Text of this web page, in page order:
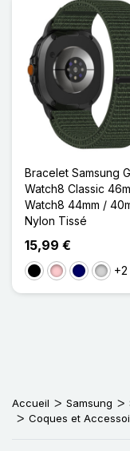
Bracelet Samsung
Watch8 Classic
Watch8 44mm /
Nylon Tissé
15,99 €
NoirRoseBleu Marine
Gris+2
Accueil Samsung
Coques et